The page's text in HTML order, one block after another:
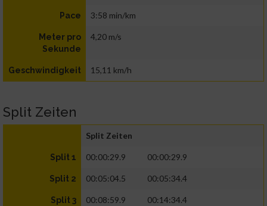
Pace 3:58 min/km
Meter pro
Sekunde
4,20 m/s
Geschwindigkeit 15,11 km/h
Split Zeiten
Split Zeiten
Split 1 00:00:29.9 00:00:29.9
Split 2 00:05:04.5 00:05:34.4
Split 3 00:08:59.9 00:14:34.4